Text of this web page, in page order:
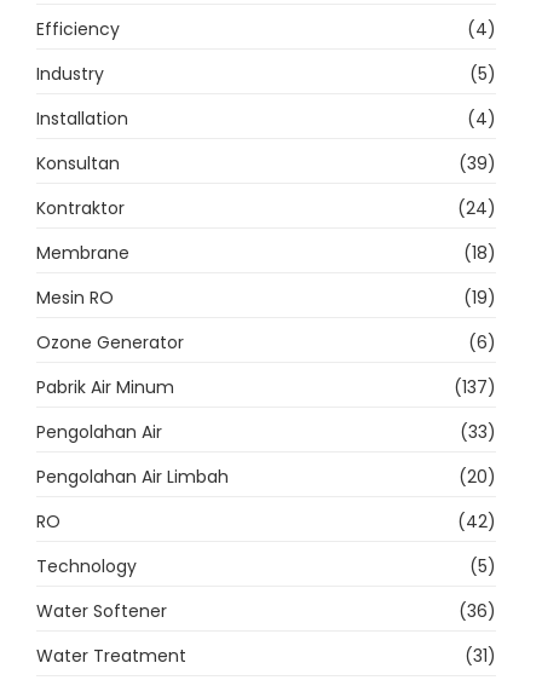
Efficiency
(4)
Industry
(5)
Installation
(4)
Konsultan
(39)
Kontraktor
(24)
Membrane
(18)
Mesin RO
(19)
Ozone Generator
(6)
Pabrik Air Minum
(137)
Pengolahan Air
(33)
Pengolahan Air Limbah
(20)
RO
(42)
Technology
(5)
Water Softener
(36)
Water Treatment
(31)